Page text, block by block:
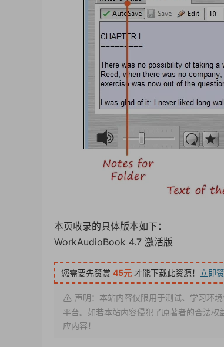
本页收录的具体版本如下：
WorkAudioBook 4.7 激活版
您需要先赞赏 45元 才能下载此资源！ 立即
声明：本站内容仅限用于测试、学习环
平台。如若本站内容侵犯了原著者的合法
应内容！